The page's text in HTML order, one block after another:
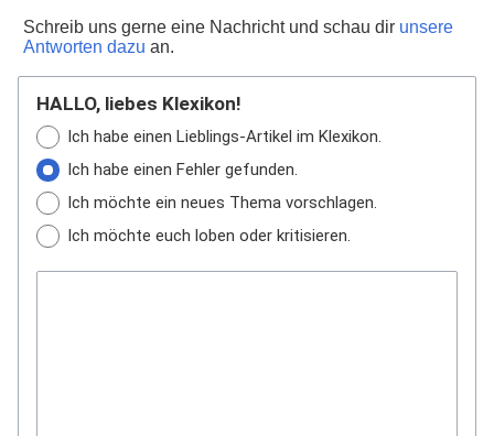
Schreib uns gerne eine Nachricht und schau dir unsere
Antworten dazu an.
HALLO, liebes Klexikon!
Ich habe einen Lieblings-Artikel im Klexikon.
Ich habe einen Fehler gefunden.
Ich möchte ein neues Thema vorschlagen.
Ich möchte euch loben oder kritisieren.